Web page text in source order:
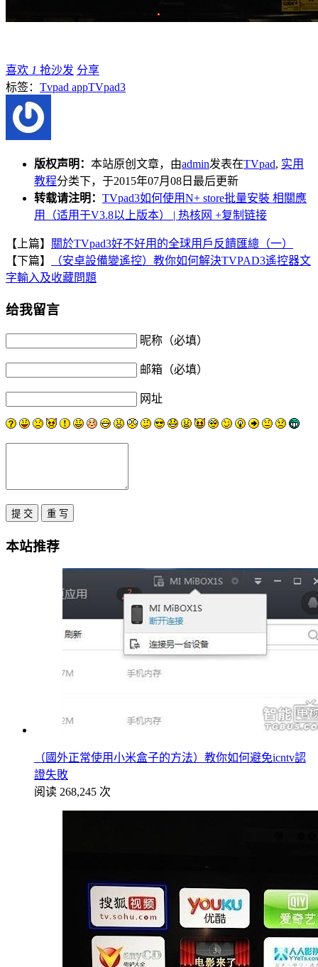
喜欢 1 抢沙发 分享
标签： Tvpad appTVpad3
版权声明： 本站原创文章，由admin发表在TVpad, 实用
教程分类下，于2015年07月08日最后更新
转载请注明： TVpad3如何使用N+ store批量安裝 相關應
用（适用于V3.8以上版本） | 热核网 +复制链接
【上篇】
關於TVpad3好不好用的全球用戶反饋匯總（一）
【下篇】
（安卓設備變遙控）教你如何解決TVPAD3遙控器文
字輸入及收藏問題
给我留言
昵称（必填）
邮箱（必填）
网址
本站推荐
（國外正常使用小米盒子的方法）教你如何避免icntv認
證失敗
阅读 268,245 次